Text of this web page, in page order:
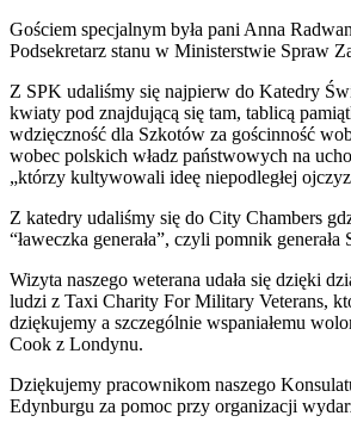
Gościem specjalnym była pani Anna
Podsekretarz stanu w Ministerstwie Spraw
Z SPK udaliśmy się najpierw do Katedry
kwiaty pod znajdującą się tam, tablicą
wdzięczność dla Szkotów za gościnność
wobec polskich władz państwowych na
„którzy kultywowali ideę niepodległej
Z katedry udaliśmy się do City Chambers
“ławeczka generała”, czyli pomnik generała
Wizyta naszego weterana udała się dzięki
ludzi z Taxi Charity For Military Veterans,
dziękujemy a szczególnie wspaniałemu
Cook z Londynu.
Dziękujemy pracownikom naszego
Edynburgu za pomoc przy organizacji